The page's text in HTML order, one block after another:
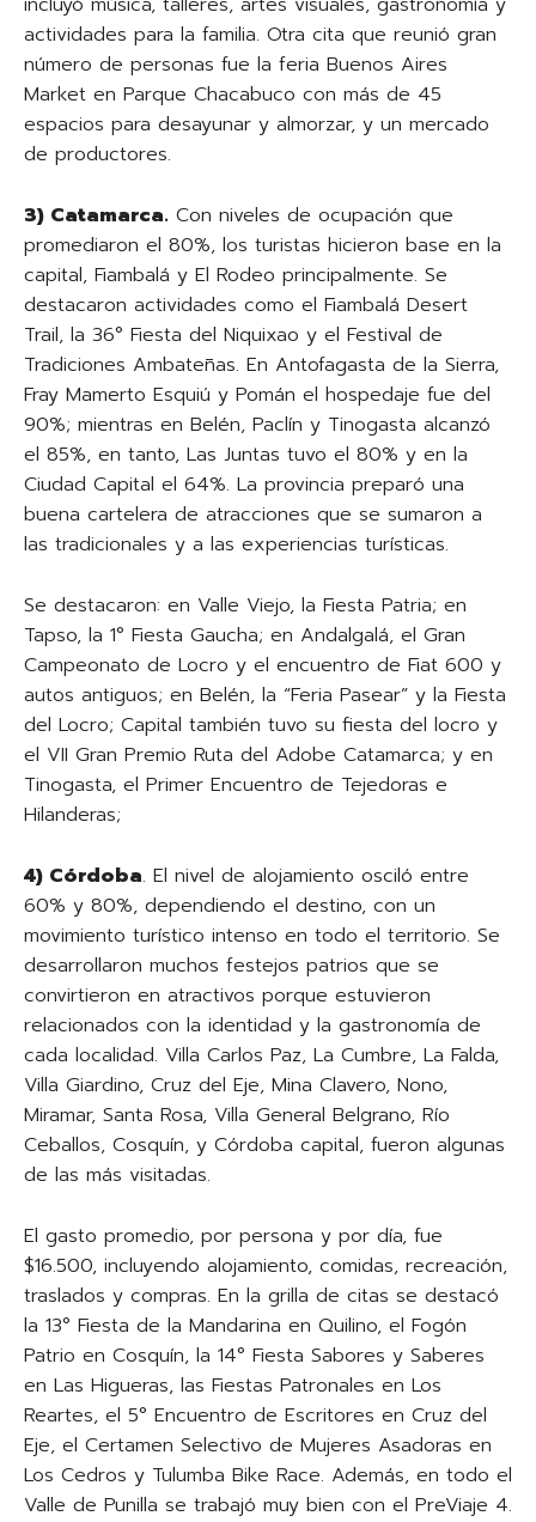
actividades para la familia. Otra cita que reunió gran
número de personas fue la feria Buenos Aires
Market en Parque Chacabuco con más de 45
espacios para desayunar y almorzar, y un mercado
de productores.
3) Catamarca. Con niveles de ocupación que
promediaron el 80%, los turistas hicieron base en la
capital, Fiambalá y El Rodeo principalmente. Se
destacaron actividades como el Fiambalá Desert
Trail, la 36° Fiesta del Niquixao y el Festival de
Tradiciones Ambateñas. En Antofagasta de la Sierra,
Fray Mamerto Esquiú y Pomán el hospedaje fue del
90%; mientras en Belén, Paclín y Tinogasta alcanzó
el 85%, en tanto, Las Juntas tuvo el 80% y en la
Ciudad Capital el 64%. La provincia preparó una
buena cartelera de atracciones que se sumaron a
las tradicionales y a las experiencias turísticas.
Se destacaron: en Valle Viejo, la Fiesta Patria; en
Tapso, la 1° Fiesta Gaucha; en Andalgalá, el Gran
Campeonato de Locro y el encuentro de Fiat 600 y
autos antiguos; en Belén, la “Feria Pasear” y la Fiesta
del Locro; Capital también tuvo su fiesta del locro y
el VII Gran Premio Ruta del Adobe Catamarca; y en
Tinogasta, el Primer Encuentro de Tejedoras e
Hilanderas;
4) Córdoba. El nivel de alojamiento osciló entre
60% y 80%, dependiendo el destino, con un
movimiento turístico intenso en todo el territorio. Se
desarrollaron muchos festejos patrios que se
convirtieron en atractivos porque estuvieron
relacionados con la identidad y la gastronomía de
cada localidad. Villa Carlos Paz, La Cumbre, La Falda,
Villa Giardino, Cruz del Eje, Mina Clavero, Nono,
Miramar, Santa Rosa, Villa General Belgrano, Río
Ceballos, Cosquín, y Córdoba capital, fueron algunas
de las más visitadas.
El gasto promedio, por persona y por día, fue
$16.500, incluyendo alojamiento, comidas, recreación,
traslados y compras. En la grilla de citas se destacó
la 13° Fiesta de la Mandarina en Quilino, el Fogón
Patrio en Cosquín, la 14° Fiesta Sabores y Saberes
en Las Higueras, las Fiestas Patronales en Los
Reartes, el 5° Encuentro de Escritores en Cruz del
Eje, el Certamen Selectivo de Mujeres Asadoras en
Los Cedros y Tulumba Bike Race. Además, en todo el
Valle de Punilla se trabajó muy bien con el PreViaje 4.